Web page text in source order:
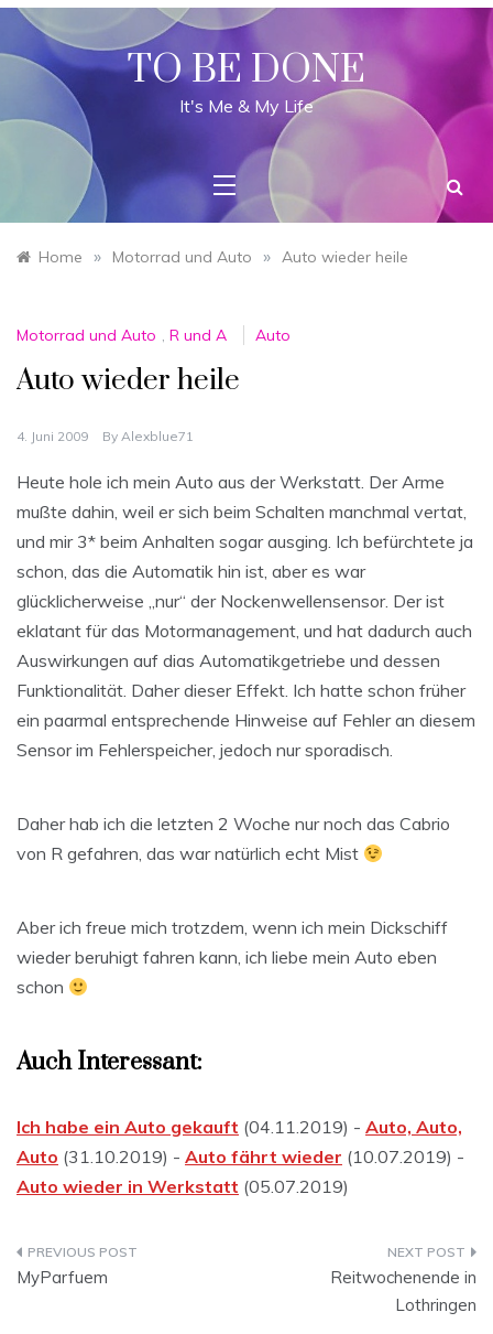
Skip
content
TO BE DONE
It's Me & My Life
Home » Motorrad und Auto » Auto wieder heile
Motorrad und Auto , R und A Auto
Auto wieder heile
4. Juni 2009 By Alexblue71
Heute hole ich mein Auto aus der Werkstatt. Der Arme
mußte dahin, weil er sich beim Schalten manchmal vertat,
und mir 3* beim Anhalten sogar ausging. Ich befürchtete ja
schon, das die Automatik hin ist, aber es war
glücklicherweise „nur“ der Nockenwellensensor. Der ist
eklatant für das Motormanagement, und hat dadurch auch
Auswirkungen auf dias Automatikgetriebe und dessen
Funktionalität. Daher dieser Effekt. Ich hatte schon früher
ein paarmal entsprechende Hinweise auf Fehler an diesem
Sensor im Fehlerspeicher, jedoch nur sporadisch.
Daher hab ich die letzten 2 Woche nur noch das Cabrio
von R gefahren, das war natürlich echt Mist
Aber ich freue mich trotzdem, wenn ich mein Dickschiff
wieder beruhigt fahren kann, ich liebe mein Auto eben
schon
Auch Interessant:
Ich habe ein Auto gekauft (04.11.2019) - Auto, Auto,
Auto (31.10.2019) - Auto fährt wieder (10.07.2019) -
Auto wieder in Werkstatt (05.07.2019)
Beitragsnavigation
MyParfuem
Reitwochenende in
Lothringen